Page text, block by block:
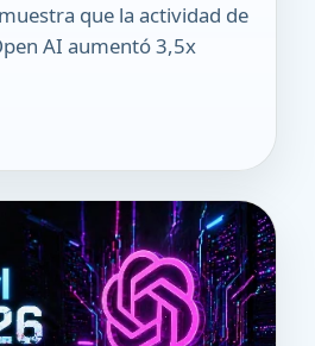
que la actividad de
AI aumentó 3,5x